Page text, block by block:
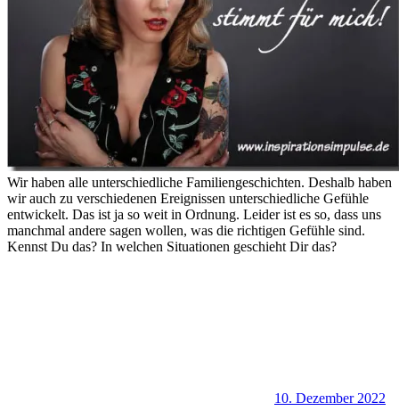
Wir haben alle unterschiedliche Familiengeschichten. Deshalb haben
wir auch zu verschiedenen Ereignissen unterschiedliche Gefühle
entwickelt. Das ist ja so weit in Ordnung. Leider ist es so, dass uns
manchmal andere sagen wollen, was die richtigen Gefühle sind.
Kennst Du das? In welchen Situationen geschieht Dir das?
10. Dezember 2022